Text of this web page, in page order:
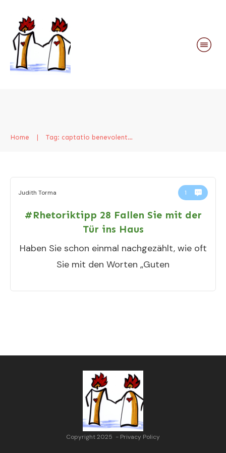
Home Tag: captatio benevolentiae
Judith Torma 1
#Rhetoriktipp 28 Fallen Sie mit der
Tür ins Haus
Haben Sie schon einmal nachgezählt, wie oft
Sie mit den Worten „Guten
Copyright 2025 - Privacy Policy